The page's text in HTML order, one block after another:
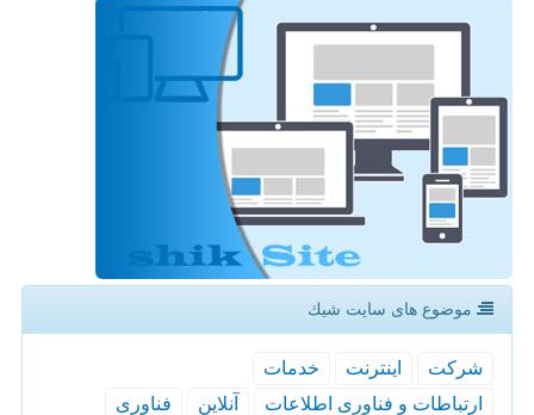
موضوع های سایت شیك
شركت اینترنت
خدمات
ارتباطات و فناوری اطلاعات
آنلاین
فناوری